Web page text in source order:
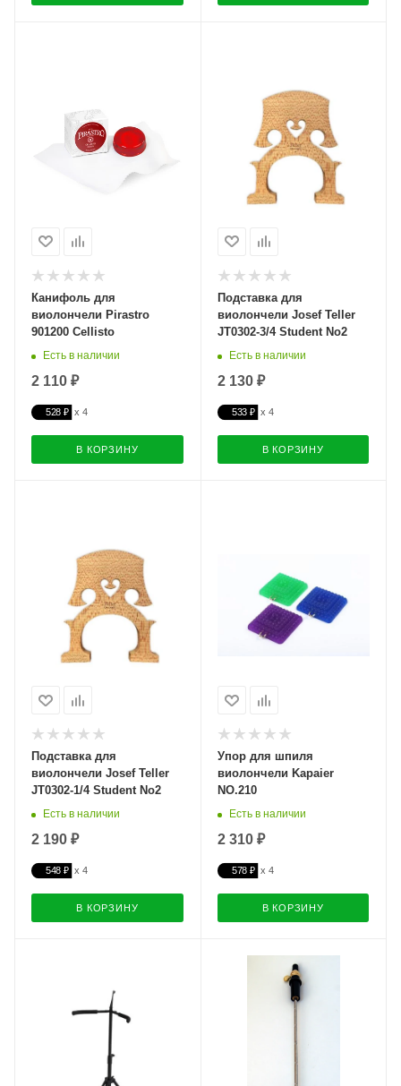
Канифоль для
виолончели Pirastro
901200 Cellisto
Есть в наличии
2 110 ₽
528 ₽
В КОРЗИНУ
Подставка для
виолончели Josef Teller
JT0302-3/4 Student No2
Есть в наличии
2 130 ₽
533 ₽
В КОРЗИНУ
Подставка для
виолончели Josef Teller
JT0302-1/4 Student No2
Есть в наличии
2 190 ₽
548 ₽
В КОРЗИНУ
Упор для шпиля
виолончели Kapaier
NO.210
Есть в наличии
2 310 ₽
578 ₽
В КОРЗИНУ